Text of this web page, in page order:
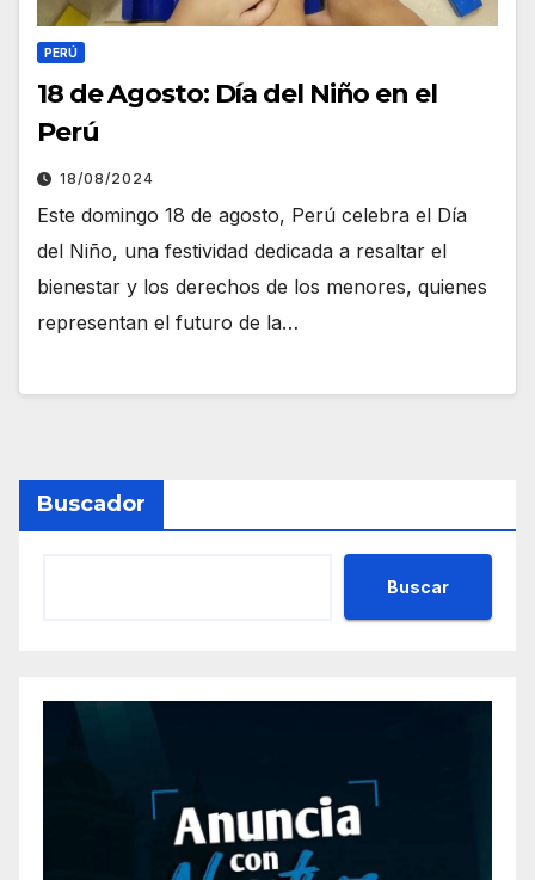
PERÚ
18 de Agosto: Día del Niño en el
Perú
18/08/2024
Este domingo 18 de agosto, Perú celebra el Día
del Niño, una festividad dedicada a resaltar el
bienestar y los derechos de los menores, quienes
representan el futuro de la…
Buscador
Buscar